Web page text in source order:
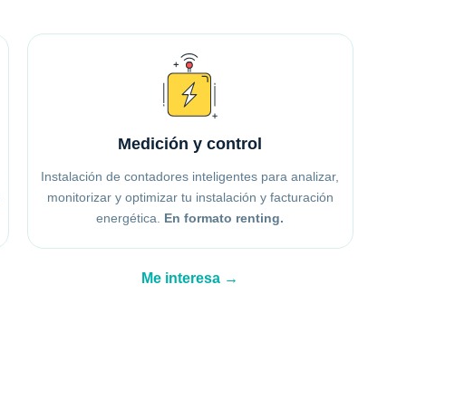
Medición y control
Instalación de contadores inteligentes para analizar,
monitorizar y optimizar tu instalación y facturación
energética. En formato renting.
Me interesa →